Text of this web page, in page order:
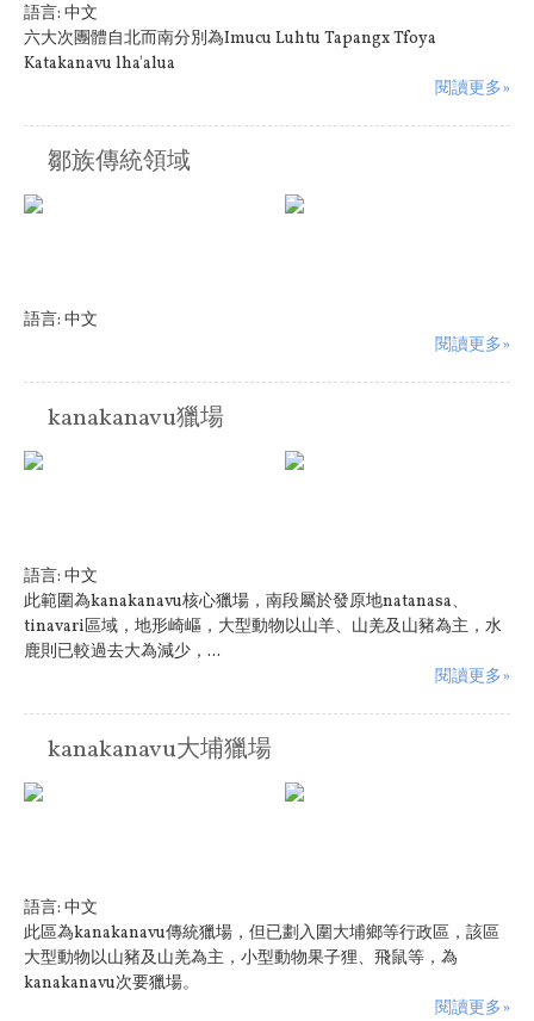
語言: 中文
六大次團體自北而南分別為Imucu Luhtu Tapangx Tfoya
Katakanavu lha'alua
閱讀更多»
鄒族傳統領域
語言: 中文
閱讀更多»
kanakanavu獵場
語言: 中文
此範圍為kanakanavu核心獵場，南段屬於發原地natanasa、
tinavari區域，地形崎嶇，大型動物以山羊、山羌及山豬為主，水
鹿則已較過去大為減少，...
閱讀更多»
kanakanavu大埔獵場
語言: 中文
此區為kanakanavu傳統獵場，但已劃入圍大埔鄉等行政區，該區
大型動物以山豬及山羌為主，小型動物果子狸、飛鼠等，為
kanakanavu次要獵場。
閱讀更多»